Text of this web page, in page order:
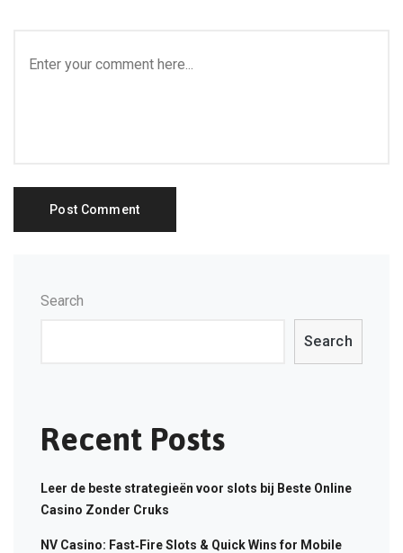
Search
Search
Recent Posts
Leer de beste strategieën voor slots bij Beste Online
Casino Zonder Cruks
NV Casino: Fast‑Fire Slots & Quick Wins for Mobile